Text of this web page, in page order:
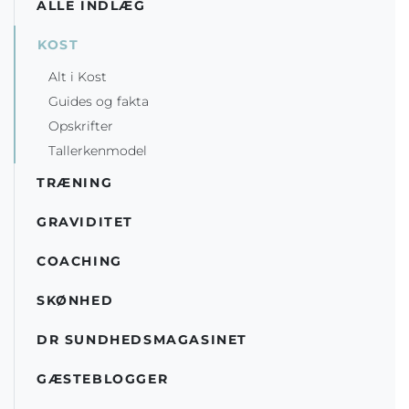
ALLE INDLÆG
KOST
Alt i Kost
Guides og fakta
Opskrifter
Tallerkenmodel
TRÆNING
GRAVIDITET
COACHING
SKØNHED
DR SUNDHEDSMAGASINET
GÆSTEBLOGGER